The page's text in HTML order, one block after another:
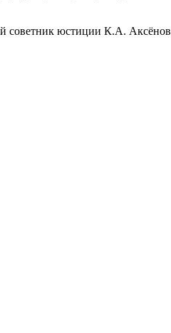
юстиции К.А. Аксёнов